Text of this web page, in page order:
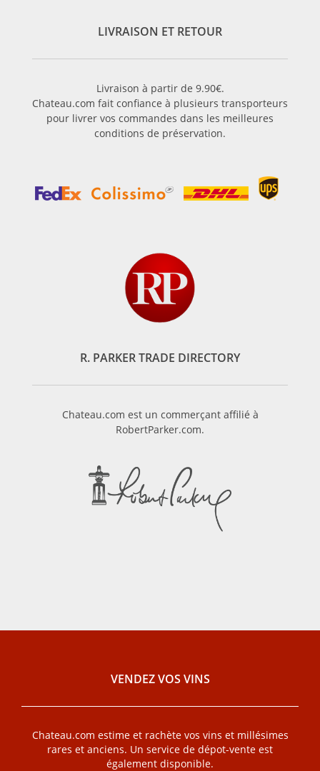
LIVRAISON ET RETOUR
Livraison à partir de 9.90€.
Chateau.com fait confiance à plusieurs transporteurs
pour livrer vos commandes dans les meilleures
conditions de préservation.
R. PARKER TRADE DIRECTORY
Chateau.com est un commerçant affilié à
RobertParker.com.
VENDEZ VOS VINS
Chateau.com estime et rachète vos vins et millésimes
rares et anciens. Un service de dépot-vente est
également disponible.